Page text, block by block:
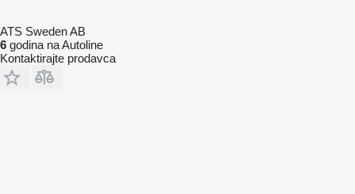
ATS Sweden AB
6 godina na Autoline
Kontaktirajte prodavca